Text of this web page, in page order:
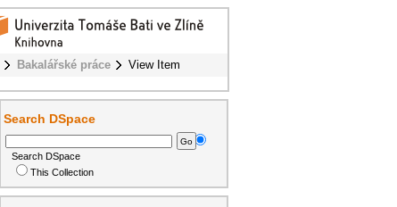
Bakalářské práce View Item
Search DSpace
Search DSpace
This Collection